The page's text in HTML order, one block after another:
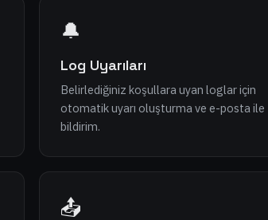
🔔
Log Uyarıları
Belirlediğiniz koşullara uyan loglar için
otomatik uyarı oluşturma ve e-posta ile
bildirim.
📤